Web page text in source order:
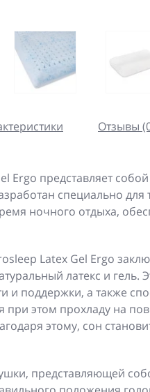
Отзывы
Ergo представляет
специально
ночного отдыха,
Latex Gel Ergo
латекс и
и поддержки, а также
при этом прохладу на
этому, сон
представляющей